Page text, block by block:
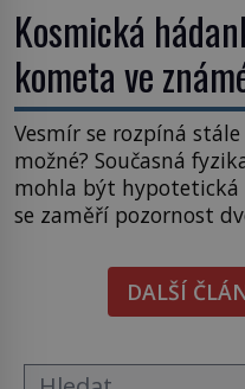
Kosmická
kometa ve
Vesmír se rozpíná
možné? Současná
mohla být hypotetická
se zaměří pozornost
hmatatelnějšího.
Astronomové Pedro
mravenčí prací
DALŠÍ